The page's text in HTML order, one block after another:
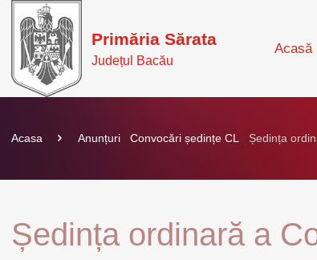
Primăria Sărata
Județul Bacău
Acasă
Acasa Anunțuri Convocări ședințe CL Ședința
Ședința ordinară a